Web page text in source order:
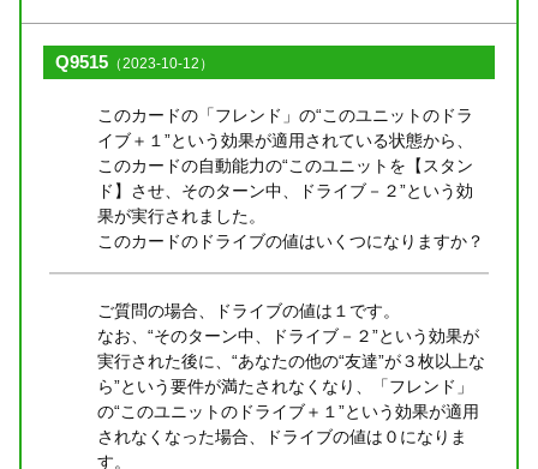
Q9515 （2023-10-12）
このカードの「フレンド」の“このユニットのドラ
イブ＋１”という効果が適用されている状態から、
このカードの自動能力の“このユニットを【スタン
ド】させ、そのターン中、ドライブ－２”という効
果が実行されました。
このカードのドライブの値はいくつになりますか？
ご質問の場合、ドライブの値は１です。
なお、“そのターン中、ドライブ－２”という効果が
実行された後に、“あなたの他の“友達”が３枚以上な
ら”という要件が満たされなくなり、「フレンド」
の“このユニットのドライブ＋１”という効果が適用
されなくなった場合、ドライブの値は０になりま
す。